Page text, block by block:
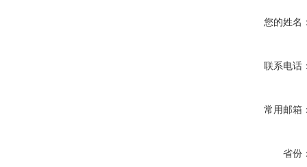
您的姓名
联系电话
常用邮箱
省份